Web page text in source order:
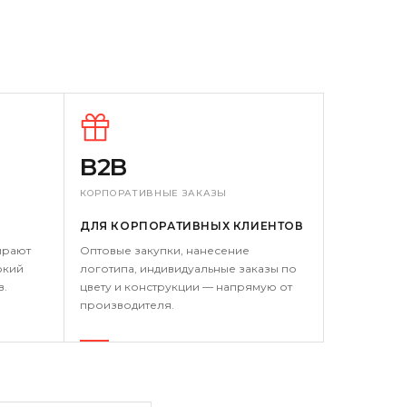
B2B
КОРПОРАТИВНЫЕ ЗАКАЗЫ
ДЛЯ КОРПОРАТИВНЫХ КЛИЕНТОВ
Оптовые закупки, нанесение
логотипа, индивидуальные заказы по
цвету и конструкции — напрямую от
производителя.